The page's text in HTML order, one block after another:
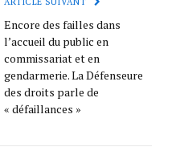
Encore des failles dans
l’accueil du public en
commissariat et en
gendarmerie. La Défenseure
des droits parle de
« défaillances »